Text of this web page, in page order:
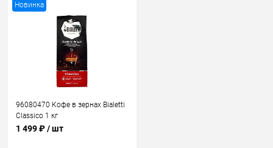
Новинка
96080470 Кофе в зернах Bialetti
Classico 1 кг
1 499 ₽/ шт